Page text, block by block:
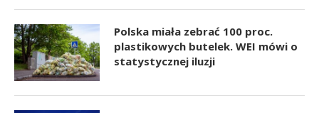
Polska miała zebrać 100 proc.
plastikowych butelek. WEI mówi o
statystycznej iluzji